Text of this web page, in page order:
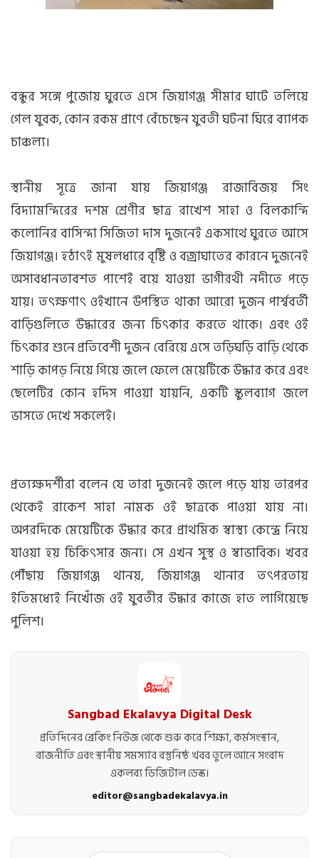
বন্ধুর সঙ্গে পুজোয় ঘুরতে এসে জিয়াগঞ্জ সীমার ঘাটে তলিয়ে
গেল যুবক, কোন রকম প্রাণে বেঁচেছেন যুবতী ঘটনা ঘিরে ব্যাপক
চাঞ্চল্য।
স্থানীয় সূত্রে জানা যায় জিয়াগঞ্জ রাজাবিজয় সিং
বিদ্যামন্দিরের দশম শ্রেণীর ছাত্র রাখেশ সাহা ও বিলকান্দি
কলোনির বাসিন্দা সিজিতা দাস দুজনেই একসাথে ঘুরতে আসে
জিয়াগঞ্জ। হঠাৎই মুষলধারে বৃষ্টি ও বজ্রাঘাতের কারনে দুজনেই
অসাবধানতাবশত পাশেই বয়ে যাওয়া ভাগীরথী নদীতে পড়ে
যায়। তৎক্ষণাৎ ওইখানে উপস্থিত থাকা আরো দুজন পার্শ্ববর্তী
বাড়িগুলিতে উদ্ধারের জন্য চিৎকার করতে থাকে। এবং ওই
চিৎকার শুনে প্রতিবেশী দুজন বেরিয়ে এসে তড়িঘড়ি বাড়ি থেকে
শাড়ি কাপড় নিয়ে গিয়ে জলে ফেলে মেয়েটিকে উদ্ধার করে এবং
ছেলেটির কোন হদিস পাওয়া যায়নি, একটি স্কুলব্যাগ জলে
ভাসতে দেখে সকলেই।
প্রত্যক্ষদর্শীরা বলেন যে তারা দুজনেই জলে পড়ে যায় তারপর
থেকেই রাকেশ সাহা নামক ওই ছাত্রকে পাওয়া যায় না।
অপরদিকে মেয়েটিকে উদ্ধার করে প্রাথমিক স্বাস্থ্য কেন্দ্রে নিয়ে
যাওয়া হয় চিকিৎসার জন্য। সে এখন সুস্থ ও স্বাভাবিক। খবর
পৌঁছায় জিয়াগঞ্জ থানয়, জিয়াগঞ্জ থানার তৎপরতায়
ইতিমধ্যেই নিখোঁজ ওই যুবতীর উদ্ধার কাজে হাত লাগিয়েছে
পুলিশ।
Sangbad Ekalavya Digital Desk
প্রতিদিনের ব্রেকিং নিউজ থেকে শুরু করে শিক্ষা, কর্মসংস্থান,
রাজনীতি এবং স্থানীয় সমস্যার বস্তুনিষ্ঠ খবর তুলে আনে সংবাদ
একলব্য ডিজিটাল ডেস্ক।
editor@sangbadekalavya.in